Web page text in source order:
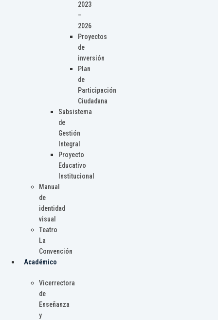
2023
–
2026
Proyectos
de
inversión
Plan
de
Participación
Ciudadana
Subsistema
de
Gestión
Integral
Proyecto
Educativo
Institucional
Manual
de
identidad
visual
Teatro
La
Convención
Académico
Vicerrectora
de
Enseñanza
y